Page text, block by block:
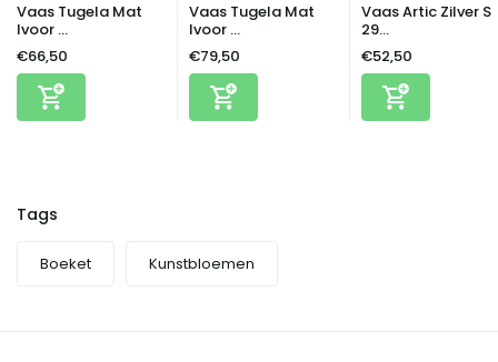
Vaas Tugela Mat
Ivoor ...
€66,50
Vaas Tugela Mat
Ivoor ...
€79,50
Vaas Artic Zilver S
29...
€52,50
Tags
Boeket Kunstbloemen